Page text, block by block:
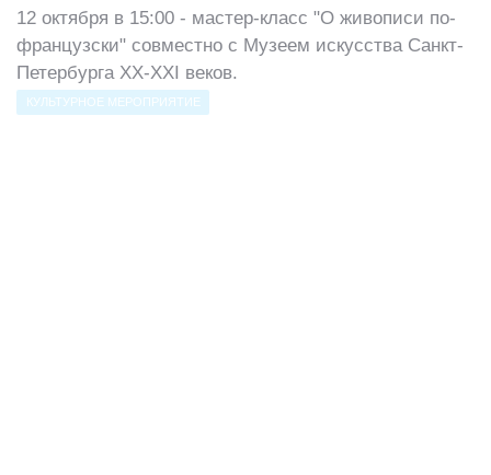
12 октября в 15:00 - мастер-класс "О живописи по-
французски" совместно с Музеем искусства Санкт-
Петербурга ХХ-ХХI веков.
КУЛЬТУРНОЕ МЕРОПРИЯТИЕ